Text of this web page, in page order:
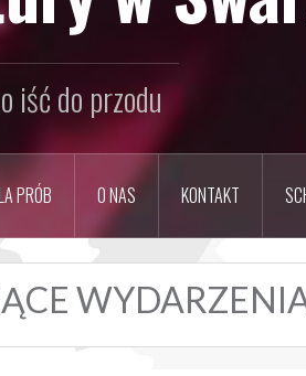
iść do przodu
PRÓB O NAS KONTAKT